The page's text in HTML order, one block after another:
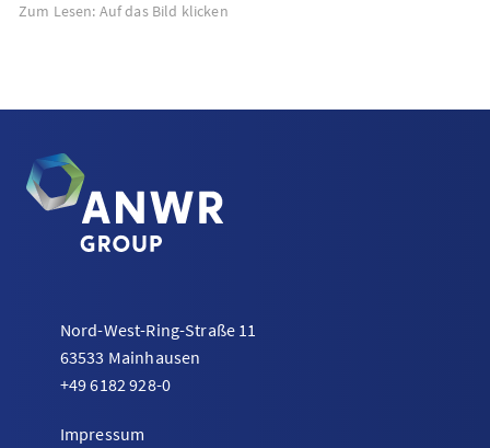
Zum Lesen: Auf das Bild klicken
Nord-West-Ring-Straße 11
63533 Mainhausen
+49 6182 928-0
Impressum